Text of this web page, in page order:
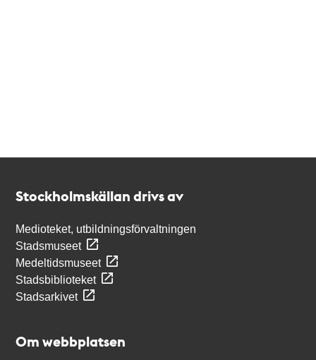
Stockholmskällan drivs av
Medioteket, utbildningsförvaltningen
Stadsmuseet
Medeltidsmuseet
Stadsbiblioteket
Stadsarkivet
Om webbplatsen